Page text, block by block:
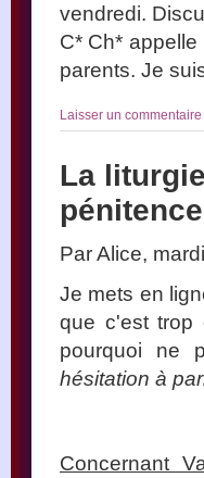
vendredi.
C* Ch*
parents. Je
Laisser un commentaire
La
pénitence
Par Alice,
Je mets en
que c'est trop
pourquoi ne
hésitation à
Concernant